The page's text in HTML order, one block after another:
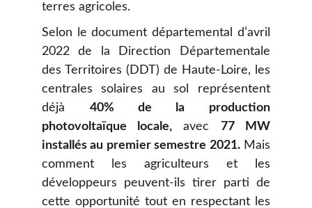
terres agricoles.
Selon le document départemental d’avril
2022 de la Direction Départementale
des Territoires (DDT) de Haute-Loire, les
centrales solaires au sol représentent
déjà 40% de la production
photovoltaïque locale, avec 77 MW
installés au premier semestre 2021.Mais
comment les agriculteurs et les
développeurs peuvent-ils tirer parti de
cette opportunité tout en respectant les